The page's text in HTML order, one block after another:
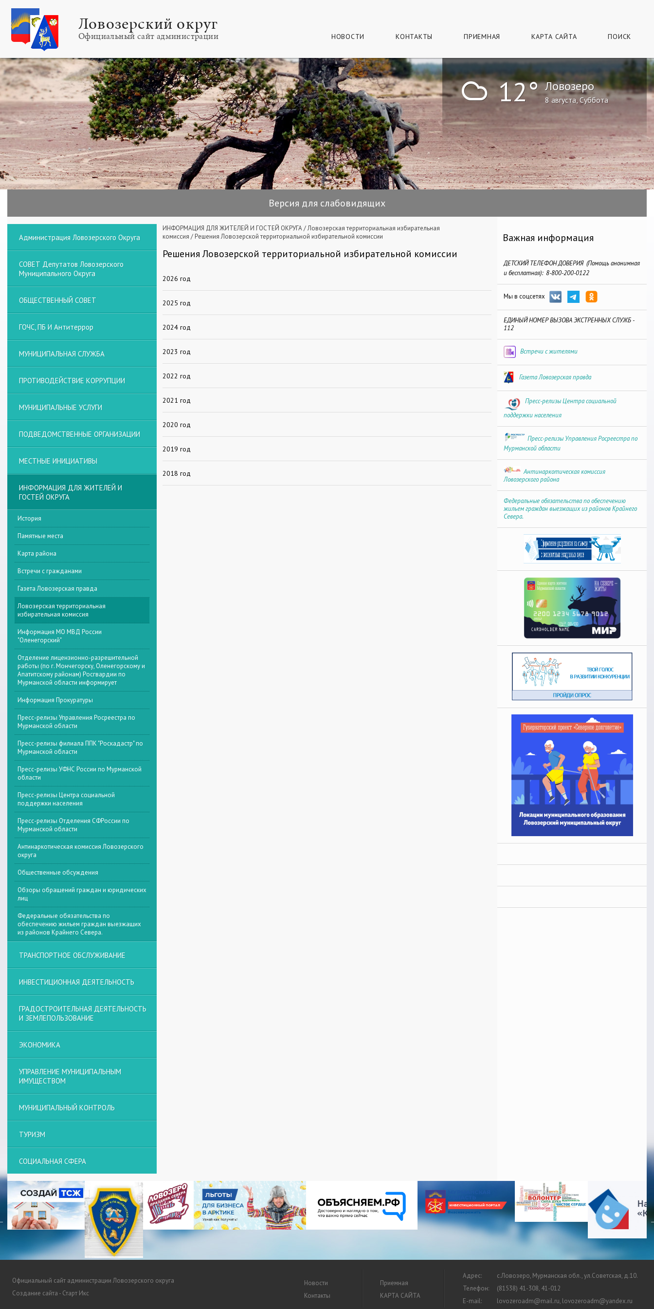
Ловозерский округ
Официальный сайт администрации НОВОСТИ КОНТАКТЫ ПРИЕМНАЯ КАРТА САЙТА ПОИСК
! 12° Ловозеро
8 августа, Суббота
Версия для слабовидящих
ИНФОРМАЦИЯ ДЛЯ ЖИТЕЛЕЙ И ГОСТЕЙ ОКРУГА/Ловозерская территориальная избирательная
комиссия / Решения Ловозерской территориальной избирательной комиссии
Решения Ловозерской территориальной избирательной комиссии
2026 год
2025 год
2024 год
2023 год
2022 год
2021 год
2020 год
2019 год
2018 год
Администрация Ловозерского Округа
СОВЕТ Депутатов Ловозерского
Муниципального Округа
ОБЩЕСТВЕННЫЙ СОВЕТ
ГОЧС, ПБ И Антитеррор
МУНИЦИПАЛЬНАЯ СЛУЖБА
ПРОТИВОДЕЙСТВИЕ КОРРУПЦИИ
МУНИЦИПАЛЬНЫЕ УСЛУГИ
ПОДВЕДОМСТВЕННЫЕ ОРГАНИЗАЦИИ
МЕСТНЫЕ ИНИЦИАТИВЫ
ИНФОРМАЦИЯ ДЛЯ ЖИТЕЛЕЙ И
ГОСТЕЙ ОКРУГА
История
Памятные места
Карта района
Встречи с гражданами
Газета Ловозерская правда
Ловозерская территориальная
избирательная комиссия
Информация МО МВД России
"Оленегорский"
Отделение лицензионно-разрешительной
работы (по г. Мончегорску, Оленегорскому и
Апатитскому районам) Росгвардии по
Мурманской области информирует
Информация Прокуратуры
Пресс-релизы Управления Росреестра по
Мурманской области
Пресс-релизы филиала ППК "Роскадастр" по
Мурманской области
Пресс-релизы УФНС России по Мурманской
области
Пресс-релизы Центра социальной
поддержки населения
Пресс-релизы Отделения СФРоссии по
Мурманской области
Антинаркотическая комиссия Ловозерского
округа
Общественные обсуждения
Обзоры обращений граждан и юридических
лиц
Федеральные обязательства по
обеспечению жильем граждан выезжащих
из районов Крайнего Севера.
ТРАНСПОРТНОЕ ОБСЛУЖИВАНИЕ
ИНВЕСТИЦИОННАЯ ДЕЯТЕЛЬНОСТЬ
ГРАДОСТРОИТЕЛЬНАЯ ДЕЯТЕЛЬНОСТЬ
И ЗЕМЛЕПОЛЬЗОВАНИЕ
ЭКОНОМИКА
УПРАВЛЕНИЕ МУНИЦИПАЛЬНЫМ
ИМУЩЕСТВОМ
МУНИЦИПАЛЬНЫЙ КОНТРОЛЬ
ТУРИЗМ
СОЦИАЛЬНАЯ СФЕРА
Важная информация
ДЕТСКИЙ ТЕЛЕФОН ДОВЕРИЯ (Помощь анонимная
и бесплатная): 8-800-200-0122
Мы в соцсетях
ЕДИНЫЙ НОМЕР ВЫЗОВА ЭКСТРЕННЫХ СЛУЖБ -
112
Встречи с жителями
Газета Ловозерская правда
Пресс-релизы Центра социальной
поддержки населения
Пресс-релизы Управления Росреестра по
Мурманской области
Антинаркотическая комиссия
Ловозерского района
Федеральные обязательства по обеспечению
жильем граждан выезжащих из районов Крайнего
Севера.
Официальный сайт администрации Ловозерского округа
Создание сайта - Старт Икс
Адрес:
с.Ловозеро, Мурманская обл., ул.Советская, д.10.
Телефон:
(81538) 41-308, 41-012
E-mail:
lovozeroadm@mail.ru, lovozeroadm@yandex.ru
Новости
Контакты
Приемная
КАРТА САЙТА